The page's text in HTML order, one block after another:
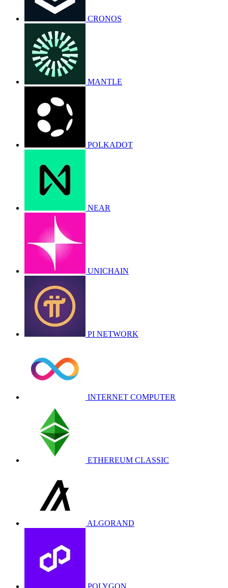
CRONOS
MANTLE
POLKADOT
NEAR
UNICHAIN
PI NETWORK
INTERNET COMPUTER
ETHEREUM CLASSIC
ALGORAND